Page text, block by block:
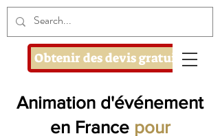
Obtenir des devis gratuits
Animation d'événement
en Francepour